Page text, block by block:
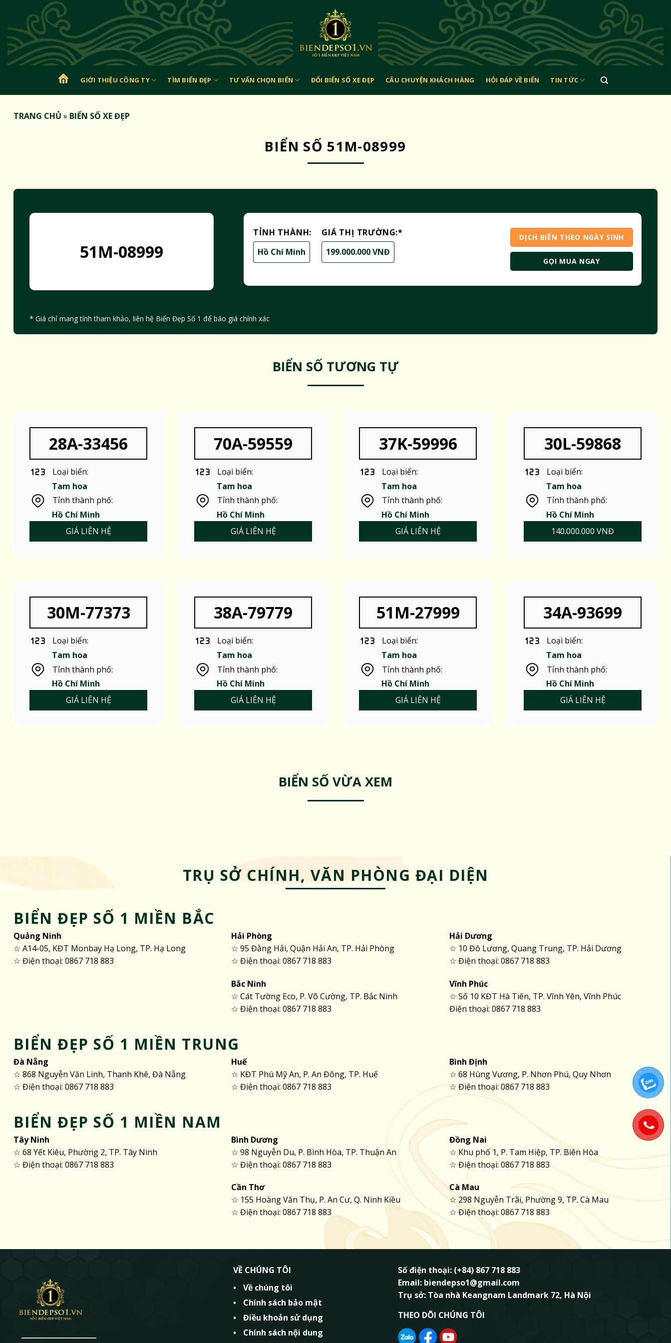
nội
dung
TRANGGIỚI THIỆU CÔNG TY TÌM BIỂN ĐẸP TƯ VẤN CHỌN BIỂN ĐỔI BIỂN SỐ XE ĐẸP CÂU CHUYỆN KHÁCH HÀNG HỎI ĐÁP VỀ BIỂN TIN TỨC
TRANG CHỦ » BIỂN SỐ XE ĐẸP
BIỂN SỐ 51M-08999
51M-08999
TỈNH THÀNH:
Hồ Chí Minh
GIÁ THỊ TRƯỜNG:*
199.000.000 VNĐ
DỊCH BIỂN THEO NGÀY SINH
GỌI MUA NGAY
* Giá chỉ mang tính tham khảo, liên hệ Biển Đẹp Số 1 để báo giá chính xác
BIỂN SỐ TƯƠNG TỰ
28A-33456
Loại biển:
Tam hoa
Tỉnh thành phố:
Hồ Chí Minh
GIÁ LIÊN HỆ
70A-59559
Loại biển:
Tam hoa
Tỉnh thành phố:
Hồ Chí Minh
GIÁ LIÊN HỆ
37K-59996
Loại biển:
Tam hoa
Tỉnh thành phố:
Hồ Chí Minh
GIÁ LIÊN HỆ
30L-59868
Loại biển:
Tam hoa
Tỉnh thành phố:
Hồ Chí Minh
140.000.000 VNĐ
30M-77373
Loại biển:
Tam hoa
Tỉnh thành phố:
Hồ Chí Minh
GIÁ LIÊN HỆ
38A-79779
Loại biển:
Tam hoa
Tỉnh thành phố:
Hồ Chí Minh
GIÁ LIÊN HỆ
51M-27999
Loại biển:
Tam hoa
Tỉnh thành phố:
Hồ Chí Minh
GIÁ LIÊN HỆ
34A-93699
Loại biển:
Tam hoa
Tỉnh thành phố:
Hồ Chí Minh
GIÁ LIÊN HỆ
BIỂN SỐ VỪA XEM
TRỤ SỞ CHÍNH, VĂN PHÒNG ĐẠI DIỆN
BIỂN ĐẸP SỐ 1 MIỀN BẮC
Quảng Ninh
☆ A14-05, KĐT Monbay Hạ Long, TP. Hạ Long
☆ Điện thoại: 0867 718 883
Hải Phòng
☆ 95 Đằng Hải, Quận Hải An, TP. Hải Phòng
☆ Điện thoại: 0867 718 883
Bắc Ninh
☆ Cát Tường Eco, P. Võ Cường, TP. Bắc Ninh
☆ Điện thoại: 0867 718 883
Hải Dương
☆ 10 Đô Lương, Quang Trung, TP. Hải Dương
☆ Điện thoại: 0867 718 883
Vĩnh Phúc
☆ Số 10 KĐT Hà Tiên, TP. Vĩnh Yên, Vĩnh Phúc
Điện thoại: 0867 718 883
BIỂN ĐẸP SỐ 1 MIỀN TRUNG
Đà Nẵng
☆ 868 Nguyễn Văn Linh, Thanh Khê, Đà Nẵng
☆ Điện thoại: 0867 718 883
Huế
☆ KĐT Phú Mỹ An, P. An Đông, TP. Huế
☆ Điện thoại: 0867 718 883
Bình Định
☆ 68 Hùng Vương, P. Nhơn Phú, Quy Nhơn
☆ Điện thoại: 0867 718 883
BIỂN ĐẸP SỐ 1 MIỀN NAM
Tây Ninh
☆ 68 Yết Kiêu, Phường 2, TP. Tây Ninh
☆ Điện thoại: 0867 718 883
Bình Dương
☆ 98 Nguyễn Du, P. Bình Hòa, TP. Thuận An
☆ Điện thoại: 0867 718 883
Cần Thơ
☆ 155 Hoàng Văn Thụ, P. An Cư, Q. Ninh Kiều
☆ Điện thoại: 0867 718 883
Đồng Nai
☆ Khu phố 1, P. Tam Hiệp, TP. Biên Hòa
☆ Điện thoại: 0867 718 883
Cà Mau
☆ 298 Nguyễn Trãi, Phường 9, TP. Cà Mau
☆ Điện thoại: 0867 718 883
VỀ CHÚNG TÔI
Về chúng tôi
Chính sách bảo mật
Điều khoản sử dụng
Chính sách nội dung
Số điện thoại: (+84) 867 718 883
Email: biendepso1@gmail.com
Trụ sở: Tòa nhà Keangnam Landmark 72, Hà Nội
THEO DÕI CHÚNG TÔI